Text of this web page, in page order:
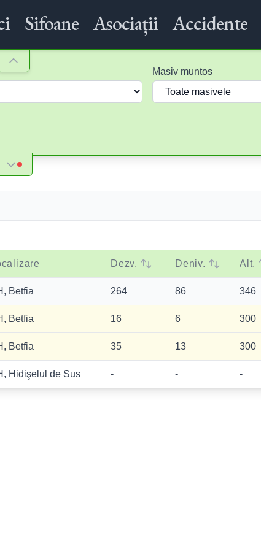
Sifoane Asociații Accidente
Masiv muntos
Dezv. Deniv. Alt.
Betfia 264 86 346
Betfia 16 6 300
Betfia 35 13 300
Hidişelul de Sus - - -